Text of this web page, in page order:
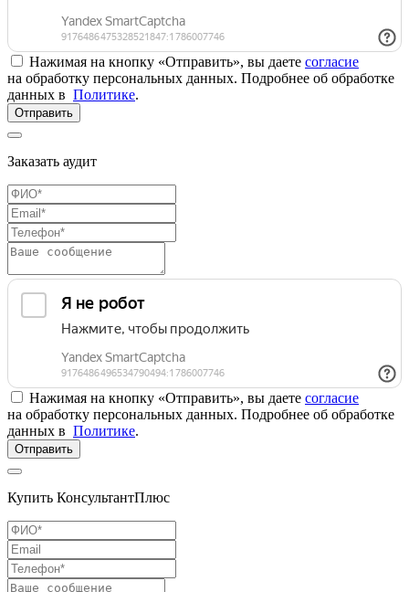
Нажимая на кнопку «Отправить», вы даете согласие
на обработку персональных данных. Подробнее об обработке
данных в Политике.
Отправить
Заказать аудит
Нажимая на кнопку «Отправить», вы даете согласие
на обработку персональных данных. Подробнее об обработке
данных в Политике.
Отправить
Купить КонсультантПлюс